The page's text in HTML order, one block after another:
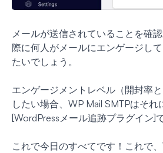
メールが送信されていることを確
際に何人がメールにエンゲージし
たいでしょう。
エンゲージメントレベル（開封率
したい場合、WP Mail SMTPはそれ
[WordPressメール追跡プラグイン]で
これで今日のすべてです！これで